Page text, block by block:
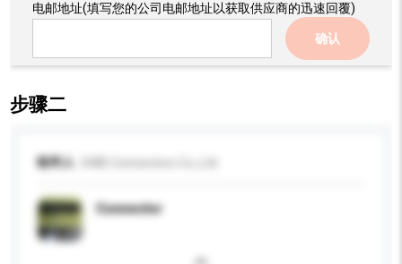
电邮地址(填写您的公司电邮地址以获取供应商的迅速回覆)
确认
步骤二
收件人
Connector